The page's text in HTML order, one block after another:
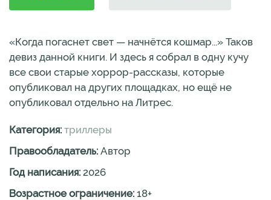
«Когда погаснет свет — начнётся кошмар...» Таков
девиз данной книги. И здесь я собрал в одну кучу
все свои старые хоррор-рассказы, которые
опубликовал на других площадках, но ещё не
опубликовал отдельно на Литрес.
Категория: триллеры
Правообладатель: Автор
Год написания: 2026
Возрастное ограничение: 18+